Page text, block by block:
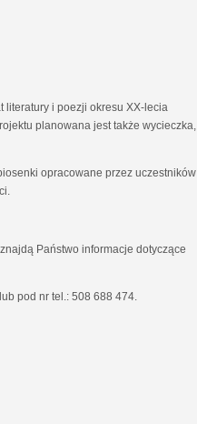
i poezji okresu XX-lecia
planowana jest także wycieczka,
opracowane przez uczestników
Państwo informacje dotyczące
lub pod nr tel.: 508 688 474.